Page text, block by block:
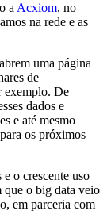
aAcxiom, no
na rede e as
uma página
de
exemplo. De
dados e
e até mesmo
os próximos
o crescente uso
que o big data veio
em parceria com